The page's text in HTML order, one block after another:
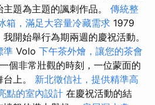
題為主題的諷刺作品。 傳統整
箱，滿足大容量冷藏需求 1979
開始舉行為期兩週的慶祝活動。
準 Volo 下午茶外燴，讓您的茶會
個非常壯觀的時刻，一位蒙面的
上。 新北徵信社，提供精準高
點的室內設計 在慶祝活動的結